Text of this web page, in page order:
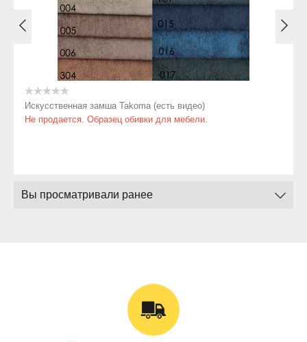
Искусственная замша Takoma (есть видео)
Не продается. Образец обивки для мебели.
Вы просматривали ранее